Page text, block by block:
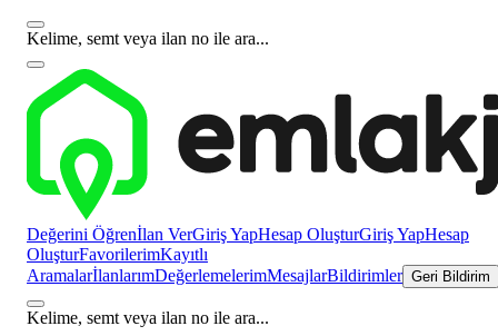
Kelime, semt veya ilan no ile ara...
Değerini Öğrenİlan VerGiriş YapHesap OluşturGiriş YapHesap
OluşturFavorilerimKayıtlı
AramalarİlanlarımDeğerlemelerimMesajlarBildirimler Geri Bildirim
Kelime, semt veya ilan no ile ara...